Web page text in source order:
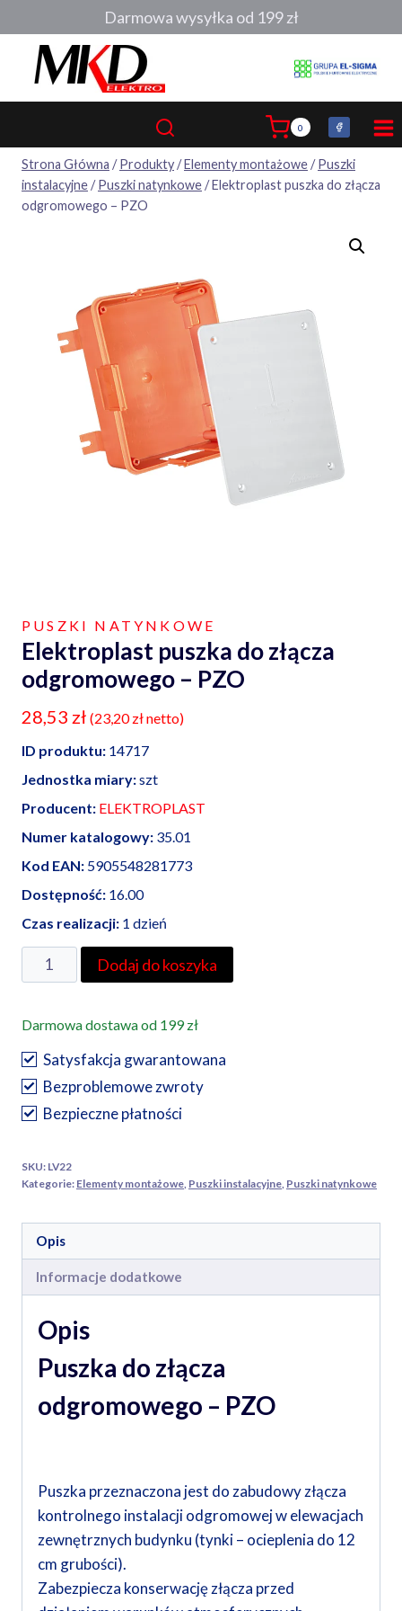
do
0
Strona Główna / Produkty/Elementy montażowe/ Puszki
instalacyjne/ Puszki natynkowe/Elektroplast puszka do złącza
odgromowego – PZO
PUSZKI NATYNKOWE
Elektroplast puszka do złącza
odgromowego – PZO
28,53 zł (23,20złnetto)
ID produktu: 14717
Jednostka miary:szt
Producent: ELEKTROPLAST
Numer katalogowy: 35.01
Kod EAN: 5905548281773
Dostępność: 16.00
Czas realizacji: 1 dzień
ilość
Elektroplast
do
złącza
odgromowego
-
PZO
Dodaj do koszyka
Darmowa dostawa od 199 zł
Satysfakcja gwarantowana
Bezproblemowe zwroty
Bezpieczne płatności
SKU: LV22
Kategorie: Elementy montażowe Puszki instalacyjne Puszki natynkowe
Opis
Informacje dodatkowe
Opis
Puszka do złącza
odgromowego – PZO
Puszka przeznaczona jest do zabudowy złącza
kontrolnego instalacji odgromowej w elewacjach
zewnętrznych budynku (tynki – ocieplenia do 12
cm grubości).
Zabezpiecza konserwację złącza przed
Darmowa wysyłka od 199 zł